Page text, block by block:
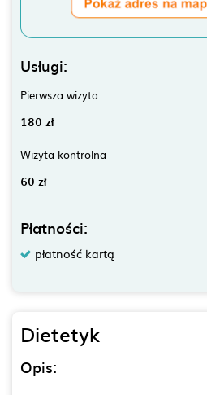
Usługi:
Pierwsza wizyta
180 zł
Wizyta kontrolna
60 zł
Płatności:
płatność kartą
Dietetyk
Opis: